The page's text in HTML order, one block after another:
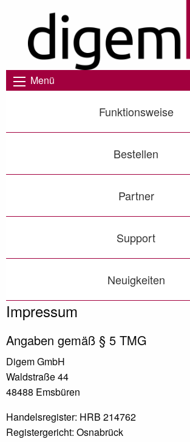
Menü
Funktionsweise
Bestellen
Partner
Support
Neuigkeiten
Impressum
Angaben gemäß § 5 TMG
Digem GmbH
Waldstraße 44
48488 Emsbüren
Handelsregister: HRB 214762
Registergericht: Osnabrück